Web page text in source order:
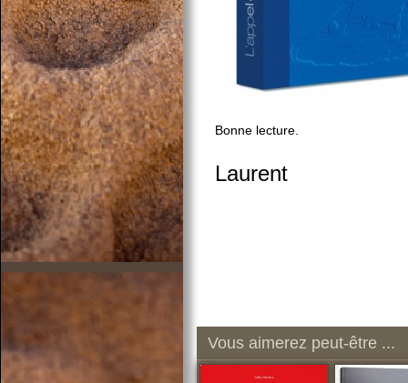
Bonne lecture.
Laurent
Vous aimerez peut-être ...